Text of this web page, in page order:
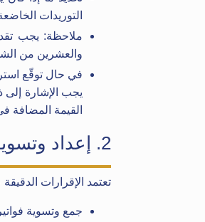
التوريدات
ملاحظة: يجب
والعشرين من
في حال توقّع
يجب الإشارة إلى
القيمة المضافة
2. إعداد وتسوية المستندات الرئيسية
تعتمد الإقرارات
جمع وتسوية